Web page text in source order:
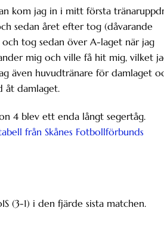
kom jag in i mitt första
sedan året efter tog (dåvarande
och tog sedan över A-laget när jag
mig och ville få hit mig, vilket
även huvudtränare för damlaget
åt damlaget.
4 blev ett enda långt segertåg.
från Skånes Fotbollförbunds
(3-1) i den fjärde sista matchen.